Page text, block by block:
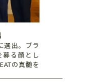
選出。ブラ
募る顔とし
の真髄を